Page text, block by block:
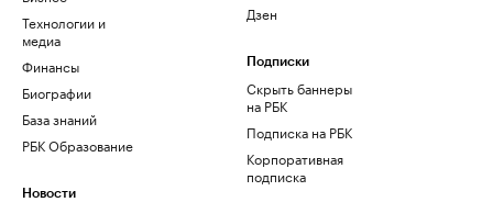
Технологии и
медиа
Финансы
Биографии
База знаний
РБК Образование
Новости
Дзен
Подписки
Скрыть баннеры
на РБК
Подписка на РБК
Корпоративная
подписка